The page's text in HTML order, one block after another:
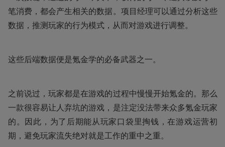
笔消费，都会产生相关的数据。项目经理可以通过分析这些
数据，推测玩家的行为模式，从而对游戏进行调整。
这些后端数据便是氪金学的必备武器之一。
之前说过，玩家都是在游戏的过程中慢慢开始氪金的。那么
一款很容易让人弃坑的游戏，是注定没法带来众多氪金玩家
的。因此，为了后期能从玩家口袋里掏钱，在游戏运营初
期，避免玩家流失绝对就是工作的重中之重。